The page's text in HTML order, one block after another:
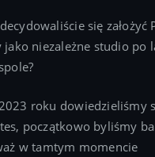
się założyć
niezależne studio po
roku dowiedzieliśmy
początkowo byliśmy
w tamtym momencie